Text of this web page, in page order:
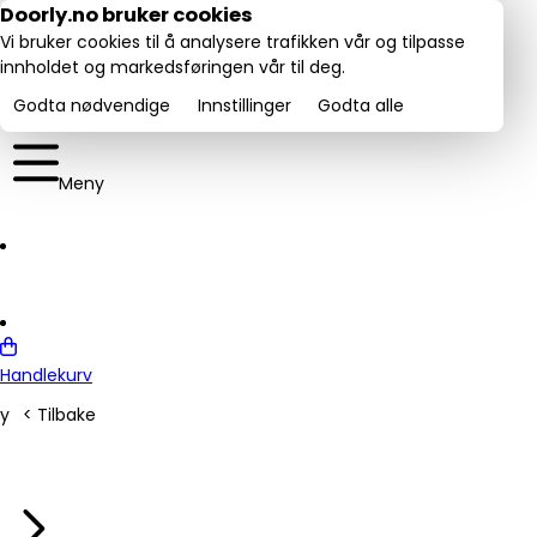
Utmerket:
4.6/5
Meny
Handlekurv
< Tilbake
Doorly.no bruker cookies
Vi bruker cookies til å analysere trafikken vår og tilpasse
innholdet og markedsføringen vår til deg.
Godta nødvendige
Innstillinger Godta alle